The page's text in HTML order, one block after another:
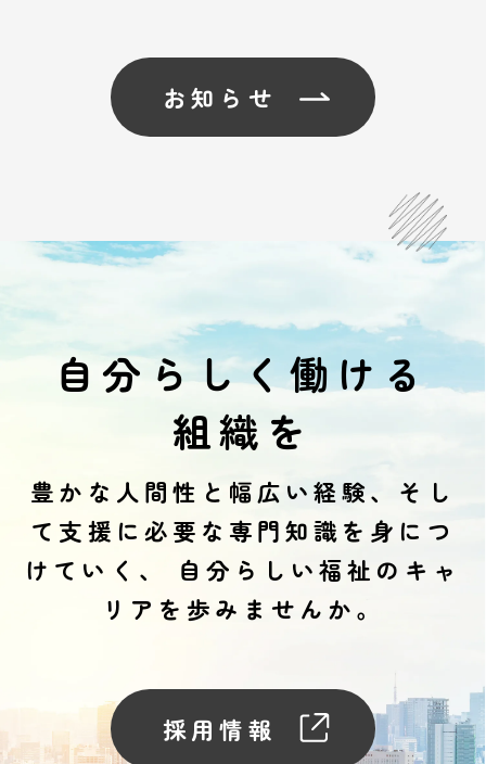
お知らせ
自分らしく働ける
組織を
豊かな人間性と幅広い経験、そし
て支援に必要な専門知識を身につ
けていく、
自分らしい福祉のキャ
リアを歩みませんか。
採用情報